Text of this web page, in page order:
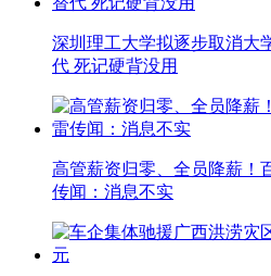
深圳理工大学拟逐步取消大
代 死记硬背没用
高管薪资归零、全员降薪！
传闻：消息不实